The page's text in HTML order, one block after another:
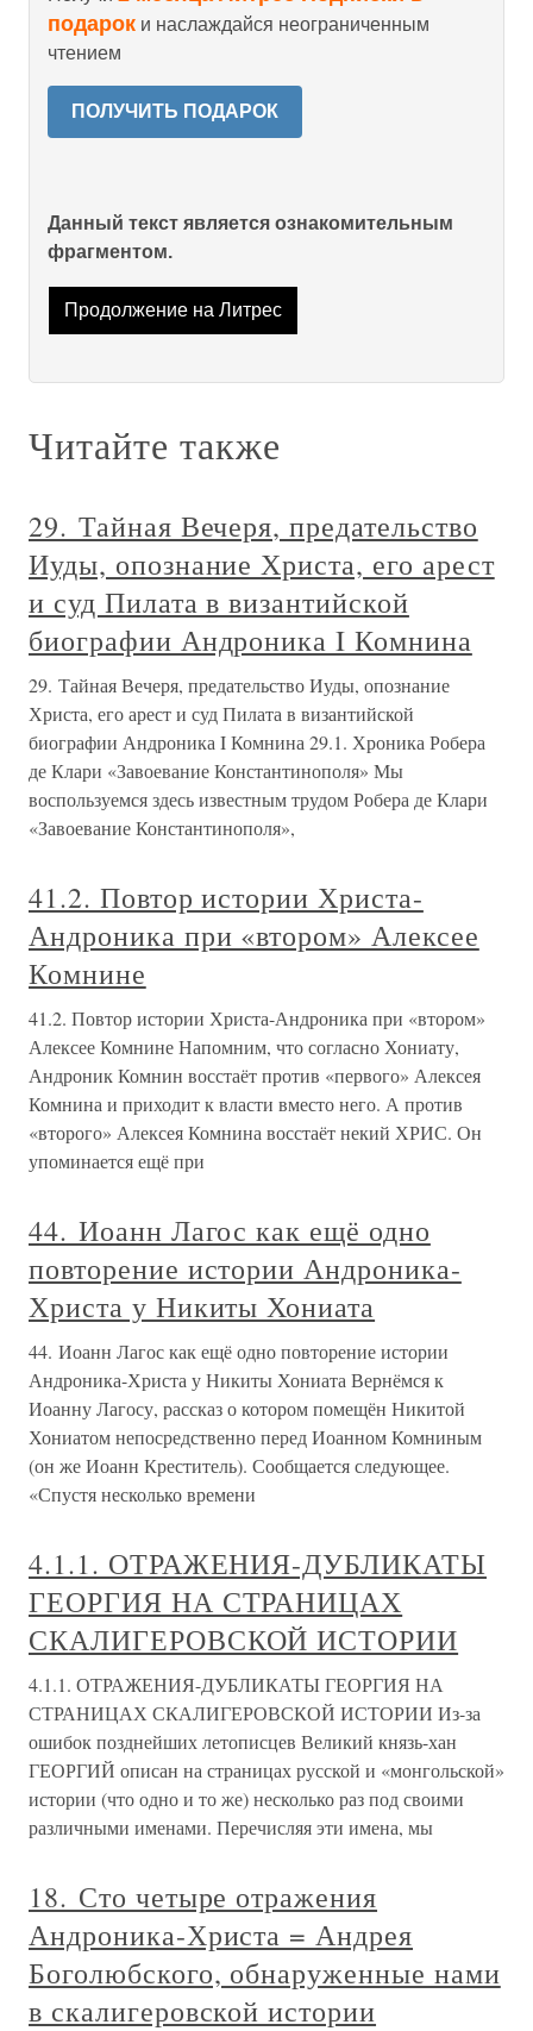
подарок и наслаждайся неограниченным
чтением
ПОЛУЧИТЬ ПОДАРОК
Данный текст является ознакомительным
фрагментом.
Продолжение на Литрес
Читайте также
29. Тайная Вечеря, предательство
Иуды, опознание Христа, его арест
и суд Пилата в византийской
биографии Андроника I Комнина
29. Тайная Вечеря, предательство Иуды, опознание
Христа, его арест и суд Пилата в византийской
биографии Андроника I Комнина 29.1. Хроника Робера
де Клари «Завоевание Константинополя» Мы
воспользуемся здесь известным трудом Робера де Клари
«Завоевание Константинополя»,
41.2. Повтор истории Христа-
Андроника при «втором» Алексее
Комнине
41.2. Повтор истории Христа-Андроника при «втором»
Алексее Комнине Напомним, что согласно Хониату,
Андроник Комнин восстаёт против «первого» Алексея
Комнина и приходит к власти вместо него. А против
«второго» Алексея Комнина восстаёт некий ХРИС. Он
упоминается ещё при
44. Иоанн Лагос как ещё одно
повторение истории Андроника-
Христа у Никиты Хониата
44. Иоанн Лагос как ещё одно повторение истории
Андроника-Христа у Никиты Хониата Вернёмся к
Иоанну Лагосу, рассказ о котором помещён Никитой
Хониатом непосредственно перед Иоанном Комниным
(он же Иоанн Креститель). Сообщается следующее.
«Спустя несколько времени
4.1.1. ОТРАЖЕНИЯ-ДУБЛИКАТЫ
ГЕОРГИЯ НА СТРАНИЦАХ
СКАЛИГЕРОВСКОЙ ИСТОРИИ
4.1.1. ОТРАЖЕНИЯ-ДУБЛИКАТЫ ГЕОРГИЯ НА
СТРАНИЦАХ СКАЛИГЕРОВСКОЙ ИСТОРИИ Из-за
ошибок позднейших летописцев Великий князь-хан
ГЕОРГИЙ описан на страницах русской и «монгольской»
истории (что одно и то же) несколько раз под своими
различными именами. Перечисляя эти имена, мы
18. Сто четыре отражения
Андроника-Христа = Андрея
Боголюбского, обнаруженные нами
в скалигеровской истории